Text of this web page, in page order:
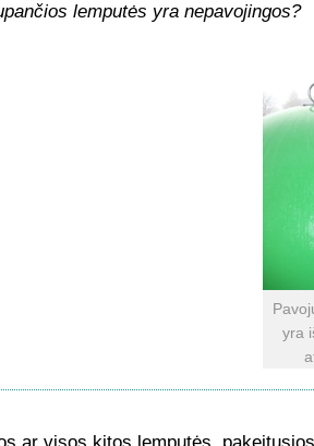
lemputės yra nepavojingos?
yra